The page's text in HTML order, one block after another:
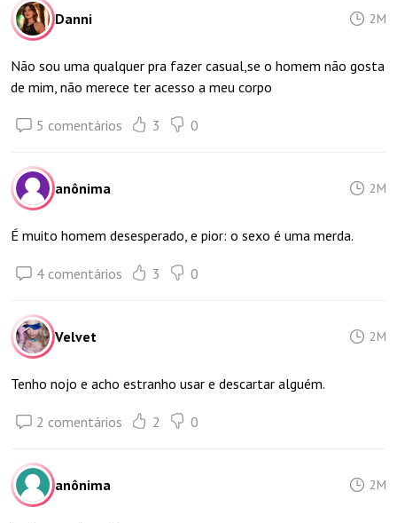
Danni 2M
Não sou uma qualquer pra fazer casual,se o homem não gosta
de mim, não merece ter acesso a meu corpo
5 comentários 3 0
anônima 2M
É muito homem desesperado, e pior: o sexo é uma merda.
4 comentários 3 0
Velvet 2M
Tenho nojo e acho estranho usar e descartar alguém.
2 comentários 2 0
anônima 2M